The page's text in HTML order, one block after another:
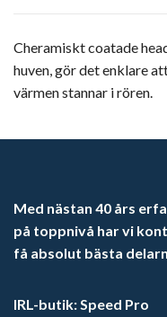
Cheramiskt coatade
huven, gör det enklare
värmen stannar i rören.
Med nästan 40 års
på toppnivå har vi
få absolut bästa
IRL-butik: Speed Pro